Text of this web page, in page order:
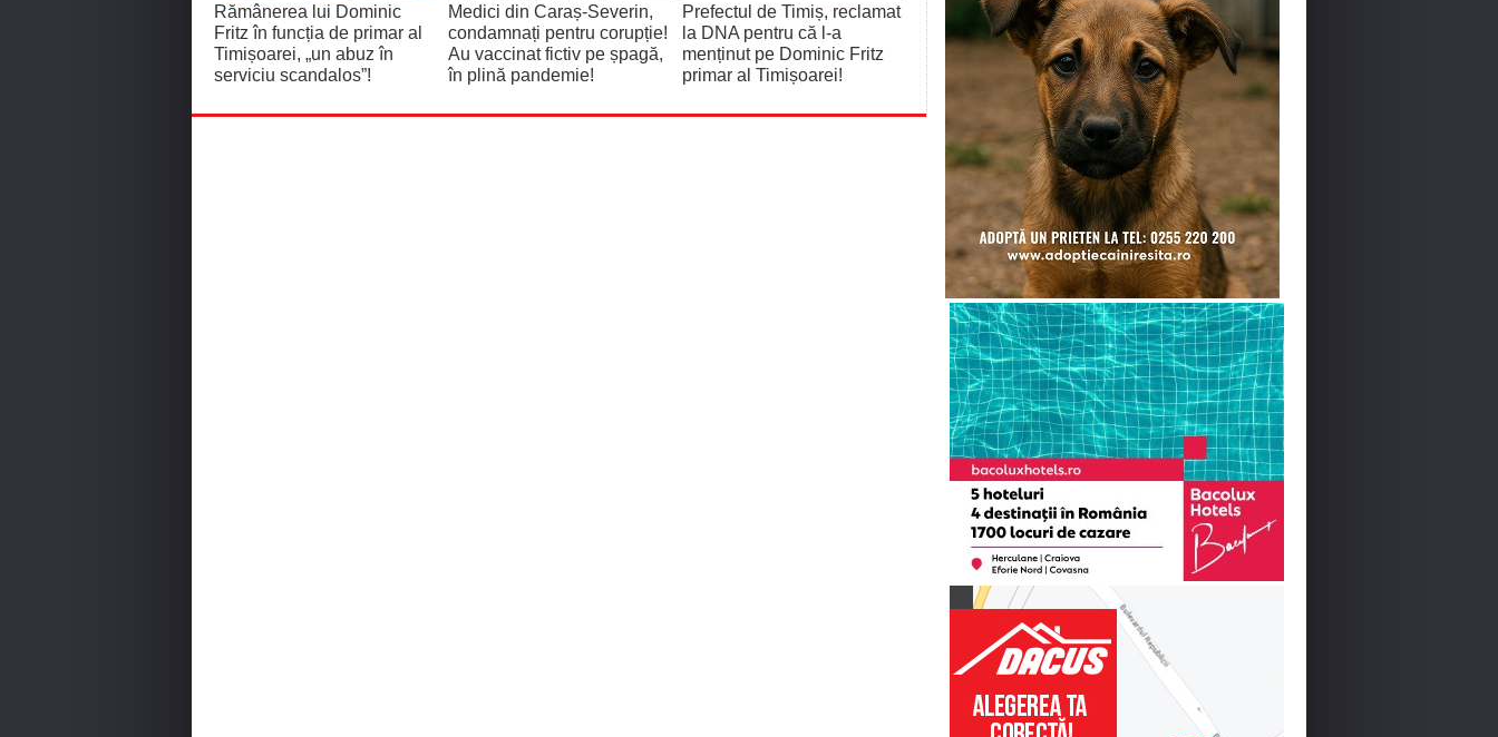
Rămânerea lui Dominic
Fritz în funcția de primar al
Timișoarei, „un abuz în
serviciu scandalos”!
Medici din Caraș-Severin,
condamnați pentru corupție!
Au vaccinat fictiv pe șpagă,
în plină pandemie!
Prefectul de Timiș, reclamat
la DNA pentru că l-a
menținut pe Dominic Fritz
primar al Timișoarei!